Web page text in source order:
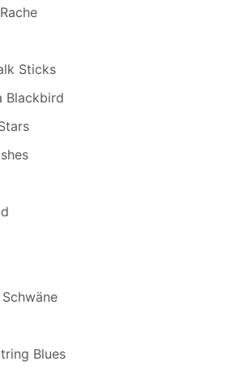
Sticks
Blackbird
Blues